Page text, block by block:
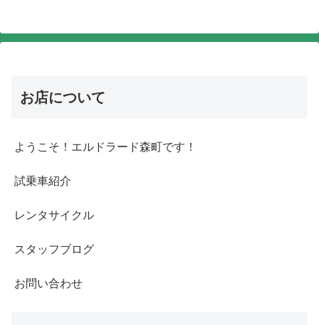
お店について
ようこそ！エルドラード森町です！
試乗車紹介
レンタサイクル
スタッフブログ
お問い合わせ